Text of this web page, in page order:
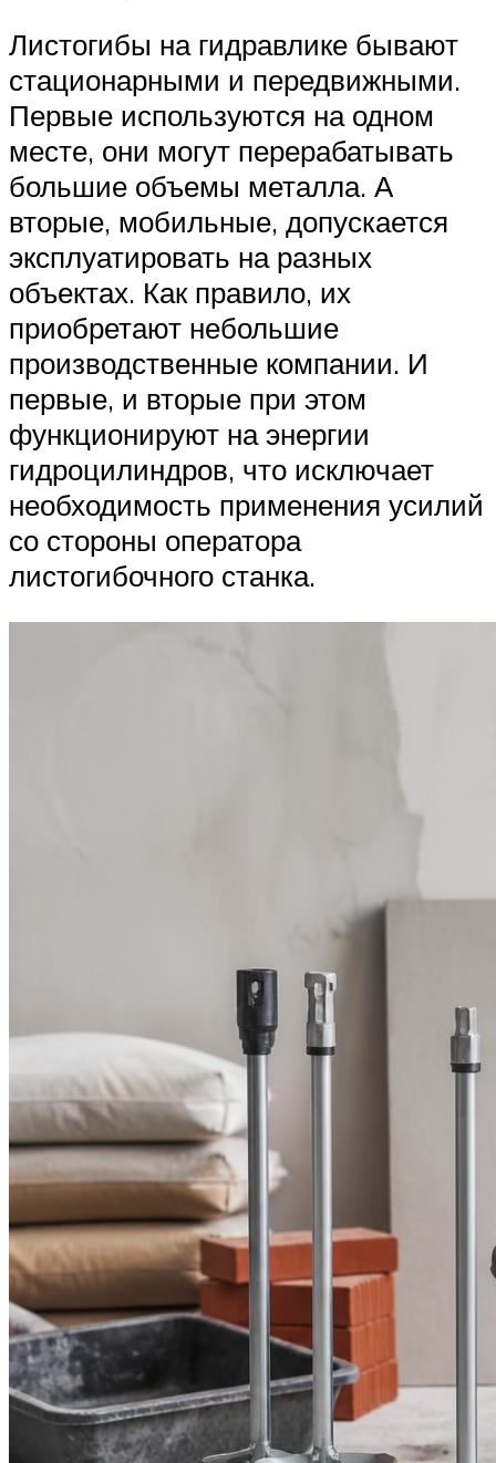
Листогибы на гидравлике бывают
стационарными и передвижными.
Первые используются на одном
месте, они могут перерабатывать
большие объемы металла. А
вторые, мобильные, допускается
эксплуатировать на разных
объектах. Как правило, их
приобретают небольшие
производственные компании. И
первые, и вторые при этом
функционируют на энергии
гидроцилиндров, что исключает
необходимость применения усилий
со стороны оператора
листогибочного станка.